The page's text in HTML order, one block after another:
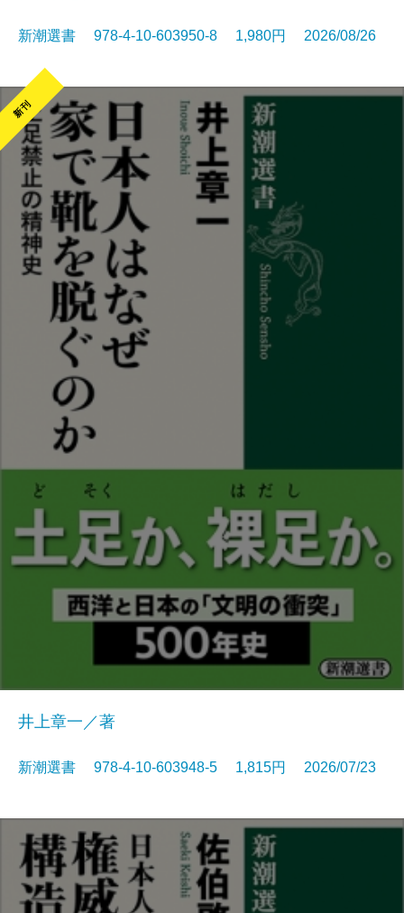
新潮選書 978-4-10-603950-8 1,980円 2026/08/26
新刊
井上章一／著
新潮選書 978-4-10-603948-5 1,815円 2026/07/23